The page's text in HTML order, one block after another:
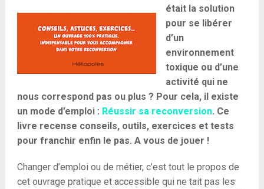
était la solution
pour se libérer
d’un
environnement
toxique ou d’une
activité qui ne
nous correspond pas ou plus ? Pour cela, il existe
un mode d’emploi : Réussir sa reconversion. Ce
livre recense conseils, outils, exercices et tests
pour franchir enfin le pas. A vous de jouer !
Changer d’emploi ou de métier, c’est tout le propos de
cet ouvrage pratique et accessible qui ne tait pas les